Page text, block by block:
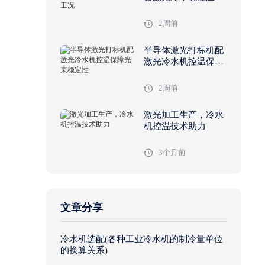
2周前
半导体激光打标机配
激光冷水机控温保障
2周前
激光加工生产，冷水
机控温技术助力
3个月前
文章分享
冷水机选配(各种工业冷水机的制冷量单位
的换算关系)